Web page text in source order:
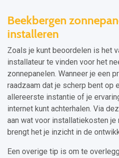
Beekbergen
installeren
Zoals je kunt beoordelen is het
installateur te vinden voor het
zonnepanelen. Wanneer je een
raadzaam dat je scherp bent op
allereerste instantie of je
internet kunt achterhalen. Via
aan wat voor installatiekosten je
brengt het je inzicht in de
Een overige tip is om te